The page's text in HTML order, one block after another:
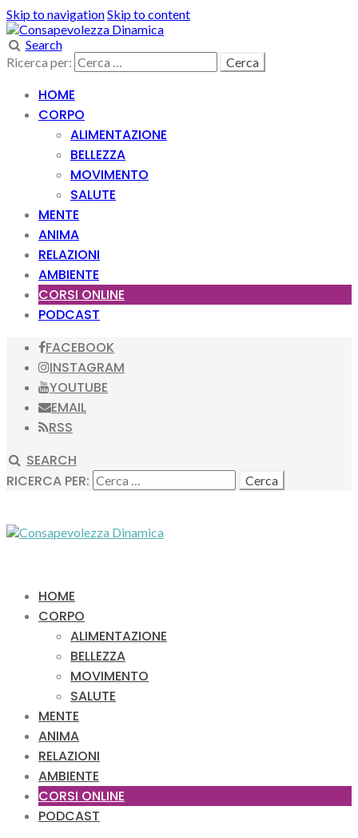
Skip to navigationSkip to content
Search
Ricerca per:
HOME
CORPO
ALIMENTAZIONE
BELLEZZA
MOVIMENTO
SALUTE
MENTE
ANIMA
RELAZIONI
AMBIENTE
CORSI ONLINE
PODCAST
FACEBOOK
INSTAGRAM
YOUTUBE
EMAIL
RSS
SEARCH
RICERCA PER:
HOME
CORPO
ALIMENTAZIONE
BELLEZZA
MOVIMENTO
SALUTE
MENTE
ANIMA
RELAZIONI
AMBIENTE
CORSI ONLINE
PODCAST